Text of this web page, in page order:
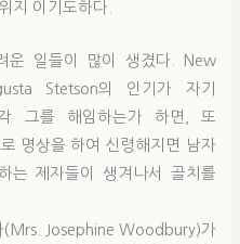
지 이기도하다.
운 일들이 많이 생겼다. New
Stetson의 인기가 자기
그를 해임하는가 하면, 또
명상을 하여 신령해지면 남자
는 제자들이 생겨나서 골치를
(Mrs. Josephine Woodbury)가